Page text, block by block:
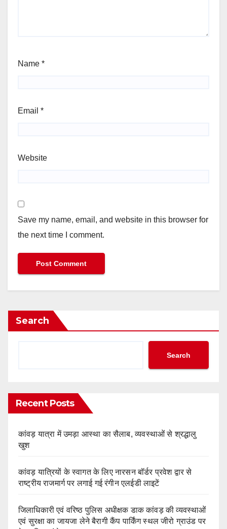
Name *
Email *
Website
Save my name, email, and website in this browser for
the next time I comment.
Search
Search
Recent Posts
कांवड़ यात्रा में उमड़ा आस्था का सैलाब, व्यवस्थाओं से श्रद्धालु
खुश
कांवड़ यात्रियों के स्वागत के लिए नारसन बॉर्डर प्रवेश द्वार से
राष्ट्रीय राजमार्ग पर लगाई गई रंगीन एलईडी लाइटें
जिलाधिकारी एवं वरिष्ठ पुलिस अधीक्षक डाक कांवड़ की व्यवस्थाओं
एवं सुरक्षा का जायजा लेने बैरागी कैंप पार्किंग स्थल जीरो ग्राउंड पर